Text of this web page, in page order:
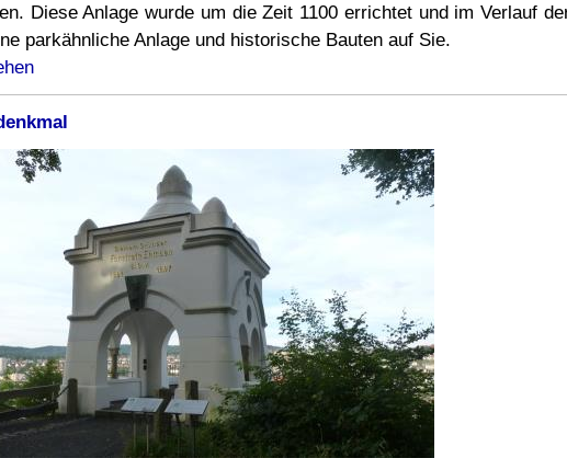
Diese Anlage wurde um die Zeit 1100 errichtet und im Verlauf
parkähnliche Anlage und historische Bauten auf Sie.